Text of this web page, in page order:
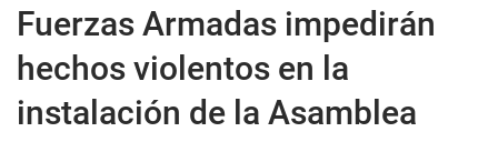
Fuerzas Armadas impedirán
hechos violentos en la
instalación de la Asamblea